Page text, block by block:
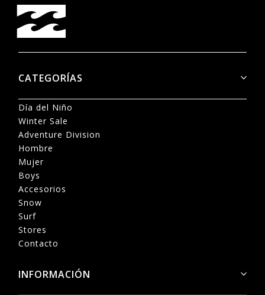
CATEGORÍAS
Día del Niño
Winter Sale
Adventure Division
Hombre
Mujer
Boys
Accesorios
Snow
Surf
Stores
Contacto
INFORMACIÓN